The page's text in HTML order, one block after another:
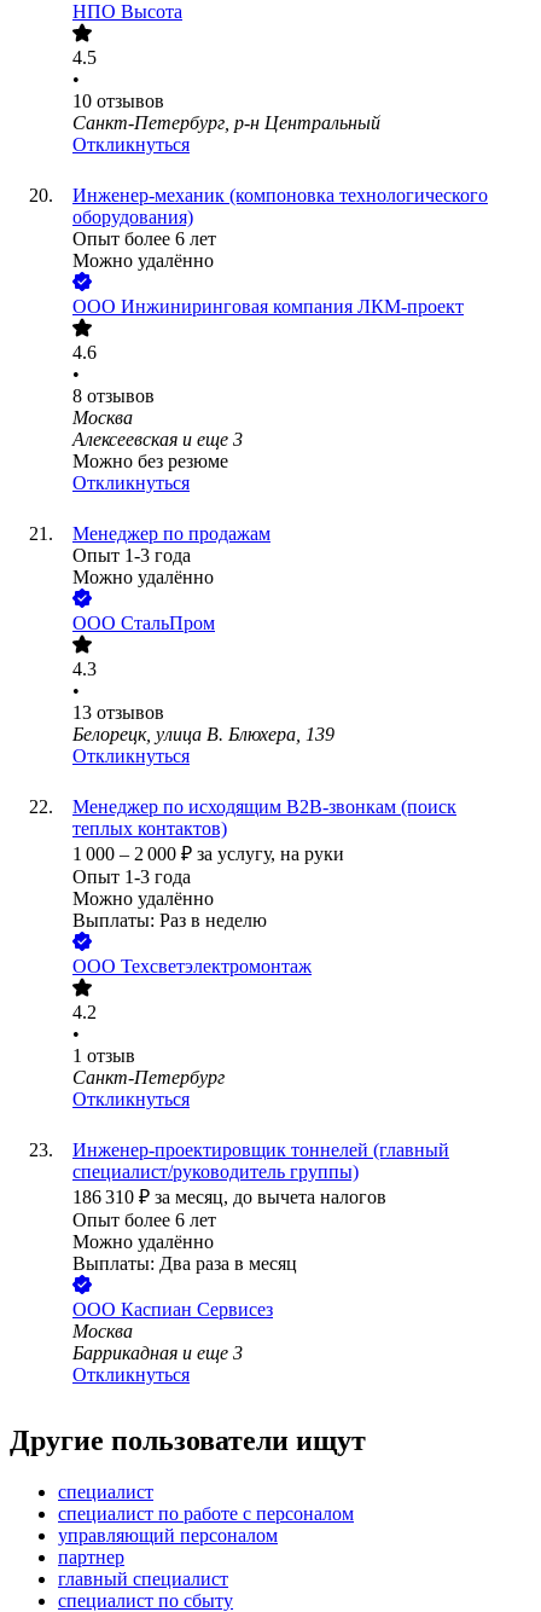
НПО Высота
4.5
•
10 отзывов
Санкт-Петербург, р-н Центральный
Откликнуться
Инженер-механик (компоновка технологического
оборудования)
Опыт более 6 лет
Можно удалённо
ООО Инжиниринговая компания ЛКМ-проект
4.6
•
8 отзывов
Москва
Алексеевская и еще 3
Можно без резюме
Откликнуться
Менеджер по продажам
Опыт 1-3 года
Можно удалённо
ООО СтальПром
4.3
•
13 отзывов
Белорецк, улица В. Блюхера, 139
Откликнуться
Менеджер по исходящим В2В-звонкам (поиск
теплых контактов)
1 000 – 2 000 ₽ за услугу, на руки
Опыт 1-3 года
Можно удалённо
Выплаты: Раз в неделю
ООО Техсветэлектромонтаж
4.2
•
1 отзыв
Санкт-Петербург
Откликнуться
Инженер-проектировщик тоннелей (главный
специалист/руководитель группы)
186 310 ₽ за месяц, до вычета налогов
Опыт более 6 лет
Можно удалённо
Выплаты: Два раза в месяц
ООО Каспиан Сервисез
Москва
Баррикадная и еще 3
Откликнуться
Другие пользователи ищут
специалист
специалист по работе с персоналом
управляющий персоналом
партнер
главный специалист
специалист по сбыту